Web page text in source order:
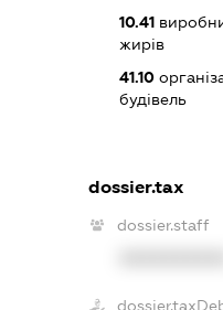
10.41
жирів
41.10
будівель
dossier.tax
dossier.staff